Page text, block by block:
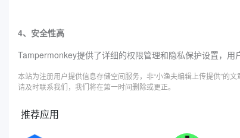
4、安全性高
Tampermonkey提供了详细的权限管理和隐私保护设置，用
本站为注册用户提供信息存储空间服务，非“小渔夫编辑上传提供”的
请及时联系我们，我们将在第一时间删除或更正。
推荐应用